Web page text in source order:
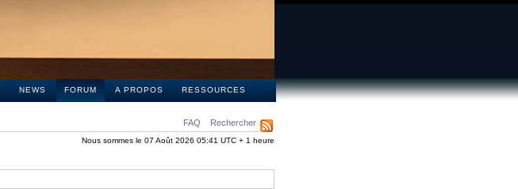
NEWS FORUM A PROPOS RESSOURCES
FAQ Rechercher
Nous sommes le 07 Août 2026 05:41 UTC + 1 heure